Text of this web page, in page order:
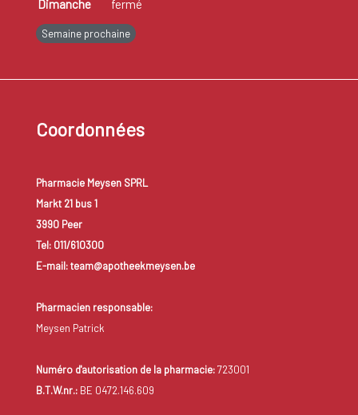
Dimanche
fermé
Semaine prochaine
Coordonnées
Pharmacie Meysen SPRL
Markt 21 bus 1
3990 Peer
Tel: 011/610300
E-mail: team@apotheekmeysen.be
Pharmacien responsable:
Meysen Patrick
Numéro d'autorisation de la pharmacie:723001
B.T.W.nr.:BE 0472.146.609